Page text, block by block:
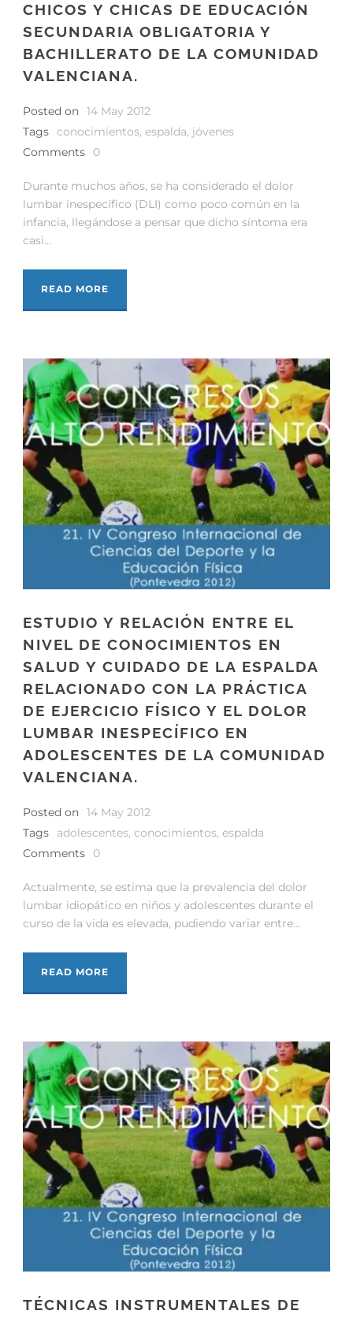
CHICOS Y CHICAS DE EDUCACIÓN
SECUNDARIA OBLIGATORIA Y
BACHILLERATO DE LA COMUNIDAD
VALENCIANA.
Posted on 14 May 2012
Tags conocimientos, espalda, jóvenes
Comments
0
Durante muchos años, se ha considerado el dolor
lumbar inespecífico (DLI) como poco común en la
infancia, llegándose a pensar que dicho síntoma era
casi...
READ MORE
ESTUDIO Y RELACIÓN ENTRE EL
NIVEL DE CONOCIMIENTOS EN
SALUD Y CUIDADO DE LA ESPALDA
RELACIONADO CON LA PRÁCTICA
DE EJERCICIO FÍSICO Y EL DOLOR
LUMBAR INESPECÍFICO EN
ADOLESCENTES DE LA COMUNIDAD
VALENCIANA.
Posted on 14 May 2012
Tags
adolescentes, conocimientos, espalda
Comments
0
Actualmente, se estima que la prevalencia del dolor
lumbar idiopático en niños y adolescentes durante el
curso de la vida es elevada, pudiendo variar entre...
READ MORE
TÉCNICAS INSTRUMENTALES DE